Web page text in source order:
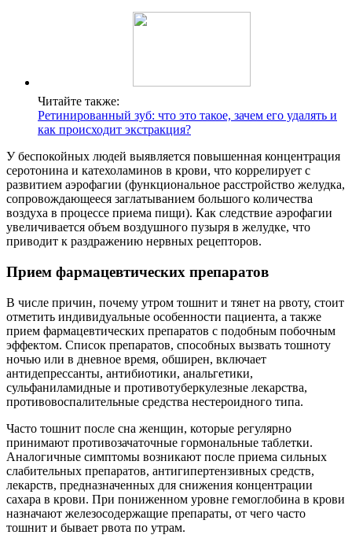
Читайте также:
Ретинированный зуб: что это такое, зачем его удалять и
как происходит экстракция?
У беспокойных людей выявляется повышенная концентрация
серотонина и катехоламинов в крови, что коррелирует с
развитием аэрофагии (функциональное расстройство желудка,
сопровождающееся заглатыванием большого количества
воздуха в процессе приема пищи). Как следствие аэрофагии
увеличивается объем воздушного пузыря в желудке, что
приводит к раздражению нервных рецепторов.
Прием фармацевтических препаратов
В числе причин, почему утром тошнит и тянет на рвоту, стоит
отметить индивидуальные особенности пациента, а также
прием фармацевтических препаратов с подобным побочным
эффектом. Список препаратов, способных вызвать тошноту
ночью или в дневное время, обширен, включает
антидепрессанты, антибиотики, анальгетики,
сульфаниламидные и противотуберкулезные лекарства,
противовоспалительные средства нестероидного типа.
Часто тошнит после сна женщин, которые регулярно
принимают противозачаточные гормональные таблетки.
Аналогичные симптомы возникают после приема сильных
слабительных препаратов, антигипертензивных средств,
лекарств, предназначенных для снижения концентрации
сахара в крови. При пониженном уровне гемоглобина в крови
назначают железосодержащие препараты, от чего часто
тошнит и бывает рвота по утрам.